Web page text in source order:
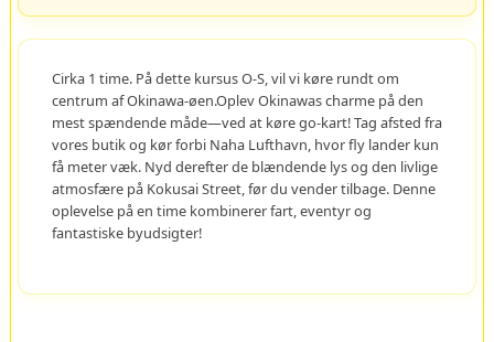
Cirka 1 time. På dette kursus O-S, vil vi køre rundt om
centrum af Okinawa-øen.Oplev Okinawas charme på den
mest spændende måde—ved at køre go-kart! Tag afsted fra
vores butik og kør forbi Naha Lufthavn, hvor fly lander kun
få meter væk. Nyd derefter de blændende lys og den livlige
atmosfære på Kokusai Street, før du vender tilbage. Denne
oplevelse på en time kombinerer fart, eventyr og
fantastiske byudsigter!